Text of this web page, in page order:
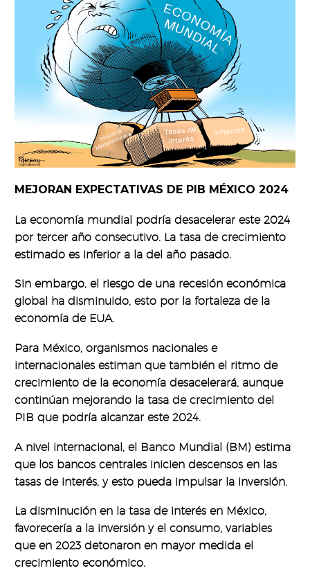
MEJORAN EXPECTATIVAS DE PIB MÉXICO 2024
La economía mundial podría desacelerar este 2024
por tercer año consecutivo. La tasa de crecimiento
estimado es inferior a la del año pasado.
Sin embargo, el riesgo de una recesión económica
global ha disminuido, esto por la fortaleza de la
economía de EUA.
Para México, organismos nacionales e
internacionales estiman que también el ritmo de
crecimiento de la economía desacelerará, aunque
continúan mejorando la tasa de crecimiento del
PIB que podría alcanzar este 2024.
A nivel internacional, el Banco Mundial (BM) estima
que los bancos centrales inicien descensos en las
tasas de interés, y esto pueda impulsar la inversión.
La disminución en la tasa de interés en México,
favorecería a la inversión y el consumo, variables
que en 2023 detonaron en mayor medida el
crecimiento económico.